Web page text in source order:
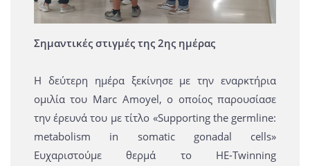
Σημαντικές στιγμές της 2ης ημέρας
Η δεύτερη ημέρα ξεκίνησε με την εναρκτήρια
ομιλία του Marc Amoyel, ο οποίος παρουσίασε
την έρευνά του με τίτλο «Supporting the germline:
metabolism in somatic gonadal cells»
Ευχαριστούμε θερμά το HE-Twinning